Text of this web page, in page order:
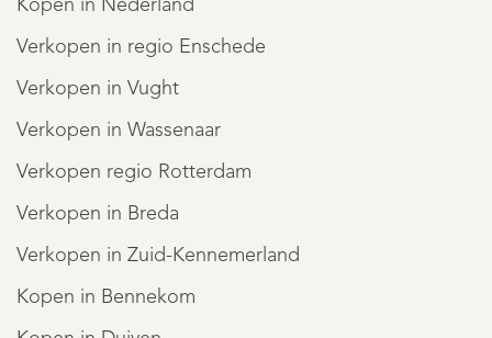
Kopen in Nederland
Verkopen in regio Enschede
Verkopen in Vught
Verkopen in Wassenaar
Verkopen regio Rotterdam
Verkopen in Breda
Verkopen in Zuid-Kennemerland
Kopen in Bennekom